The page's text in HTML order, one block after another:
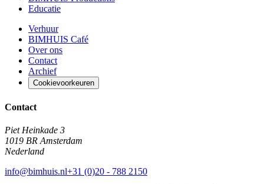
Educatie
Verhuur
BIMHUIS Café
Over ons
Contact
Archief
Cookievoorkeuren
Contact
Piet Heinkade 3
1019 BR Amsterdam
Nederland
info@bimhuis.nl+31 (0)20 - 788 2150